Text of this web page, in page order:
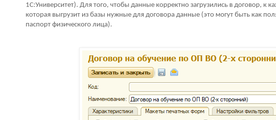
1С:Университет). Для того, чтобы данные корректно загрузились в договор,
которая выгрузит из базы нужные для договора данные (это могут быть как
паспорт физического лица).